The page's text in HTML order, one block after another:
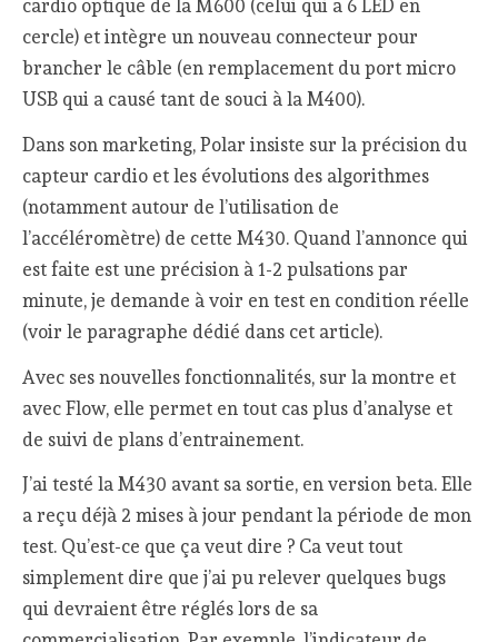
cardio optique de la M600 (celui qui a 6 LED en
cercle) et intègre un nouveau connecteur pour
brancher le câble (en remplacement du port micro
USB qui a causé tant de souci à la M400).
Dans son marketing, Polar insiste sur la précision du
capteur cardio et les évolutions des algorithmes
(notamment autour de l’utilisation de
l’accéléromètre) de cette M430. Quand l’annonce qui
est faite est une précision à 1-2 pulsations par
minute, je demande à voir en test en condition réelle
(voir le paragraphe dédié dans cet article).
Avec ses nouvelles fonctionnalités, sur la montre et
avec Flow, elle permet en tout cas plus d’analyse et
de suivi de plans d’entrainement.
J’ai testé la M430 avant sa sortie, en version beta. Elle
a reçu déjà 2 mises à jour pendant la période de mon
test. Qu’est-ce que ça veut dire ? Ca veut tout
simplement dire que j’ai pu relever quelques bugs
qui devraient être réglés lors de sa